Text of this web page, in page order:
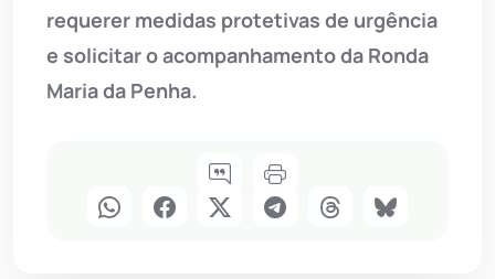
requerer medidas protetivas de urgência
e solicitar o acompanhamento da Ronda
Maria da Penha.